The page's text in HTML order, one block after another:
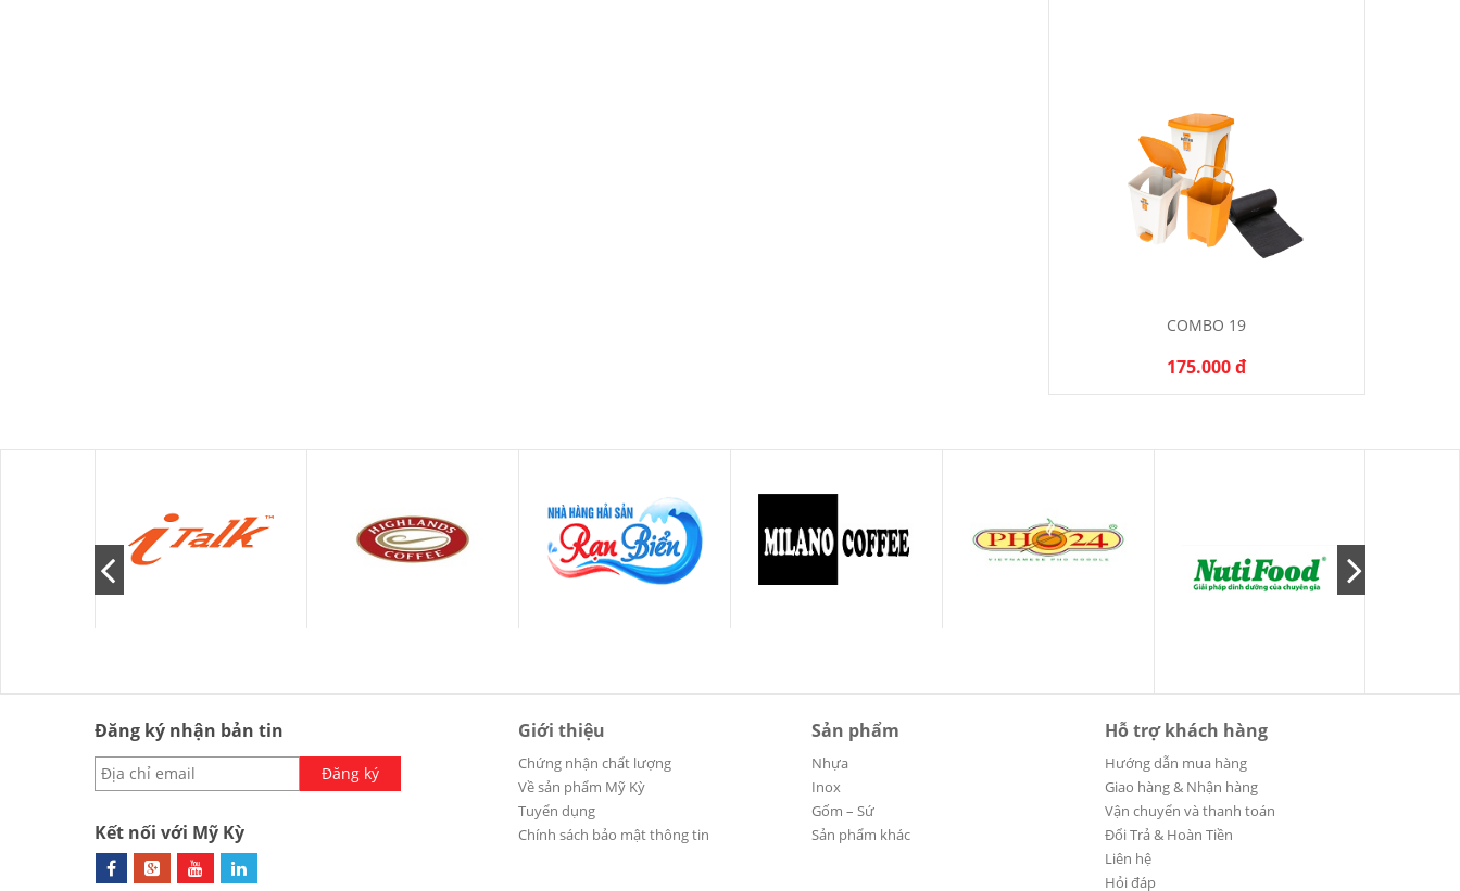
COMBO 19
175.000 đ
Đăng ký nhận bản tin
Đăng ký
Kết nối với Mỹ Kỳ
Giới thiệu
Chứng nhận chất lượng
Về sản phẩm Mỹ Kỳ
Tuyển dụng
Chính sách bảo mật thông tin
Sản phẩm
Nhựa
Inox
Gốm – Sứ
Sản phẩm khác
Hỗ trợ khách hàng
Hướng dẫn mua hàng
Giao hàng & Nhận hàng
Vận chuyển và thanh toán
Đổi Trả & Hoàn Tiền
Liên hệ
Hỏi đáp